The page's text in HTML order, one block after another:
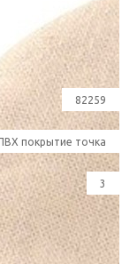
СУРОВАЯ (3
82259
покрытие точка
3
к